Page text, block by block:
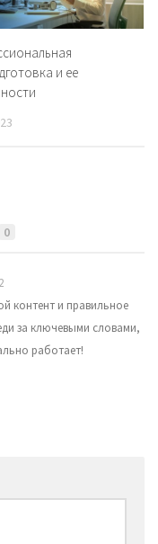
и ее
0
контент и правильное
за ключевыми словами,
работает!